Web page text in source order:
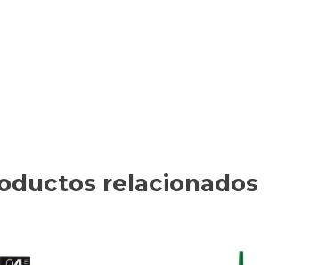
relacionados